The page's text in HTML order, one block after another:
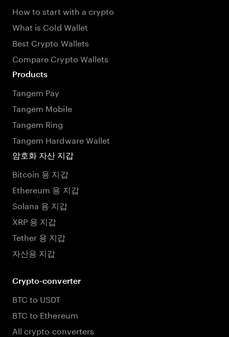
How to start with a crypto
What is Cold Wallet
Best Crypto Wallets
Compare Crypto Wallets
Products
Tangem Pay
Tangem Mobile
Tangem Ring
Tangem Hardware Wallet
암호화 자산 지갑
Bitcoin 용 지갑
Ethereum 용 지갑
Solana 용 지갑
XRP 용 지갑
Tether 용 지갑
자산용 지갑
Crypto-converter
BTC to USDT
BTC to Ethereum
All crypto converters